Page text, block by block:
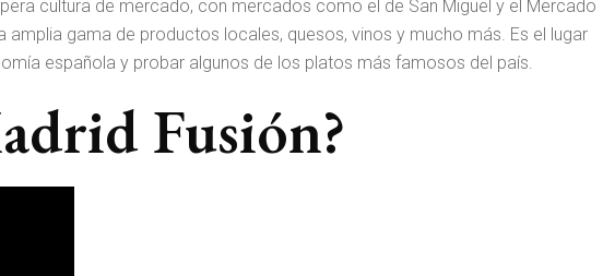
cultura de mercado, con mercados como el de San Miguel y el Mercado
amplia gama de productos locales, quesos, vinos y mucho más. Es el lugar
española y probar algunos de los platos más famosos del país.
Fusión?